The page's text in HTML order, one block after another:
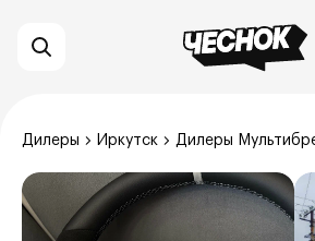
Дилеры Иркутск Дилеры